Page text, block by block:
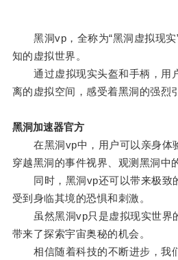
黑洞vp，全称为“黑洞虚拟现实
知的虚拟世界。
通过虚拟现实头盔和手柄，用
离的虚拟空间，感受着黑洞的强烈
黑洞加速器官方
在黑洞vp中，用户可以亲身体
穿越黑洞的事件视界、观测黑洞中
同时，黑洞vp还可以带来极致
受到身临其境的恐惧和刺激。
虽然黑洞vp只是虚拟现实世界
带来了探索宇宙奥秘的机会。
相信随着科技的不断进步，我